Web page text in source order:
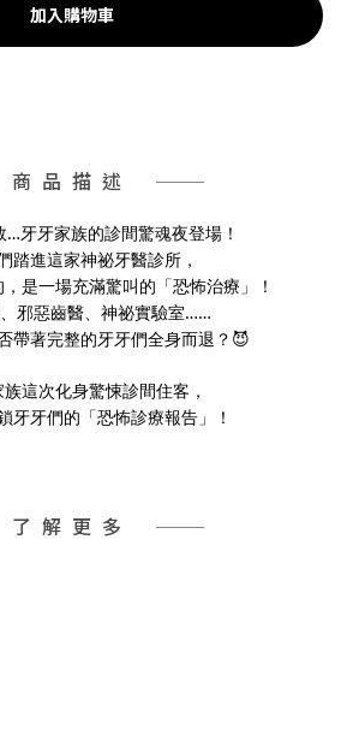
加入購物車
商品描述
牙牙家族的診間驚魂夜登場！
踏進這家神祕牙醫診所，
是一場充滿驚叫的「恐怖治療」！
邪惡齒醫、神祕實驗室……
帶著完整的牙牙們全身而退？😈
這次化身驚悚診間住客，
牙牙們的「恐怖診療報告」！
了解更多